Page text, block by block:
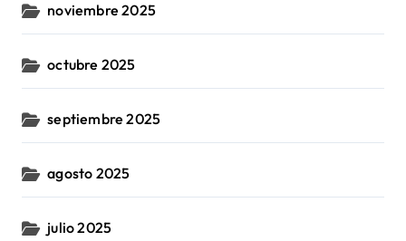
noviembre 2025
octubre 2025
septiembre 2025
agosto 2025
julio 2025